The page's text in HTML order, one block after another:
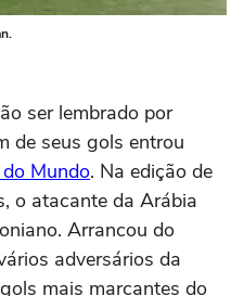
ser lembrado por
de seus gols entrou
Mundo. Na edição de
o atacante da Arábia
Arrancou do
adversários da
mais marcantes do